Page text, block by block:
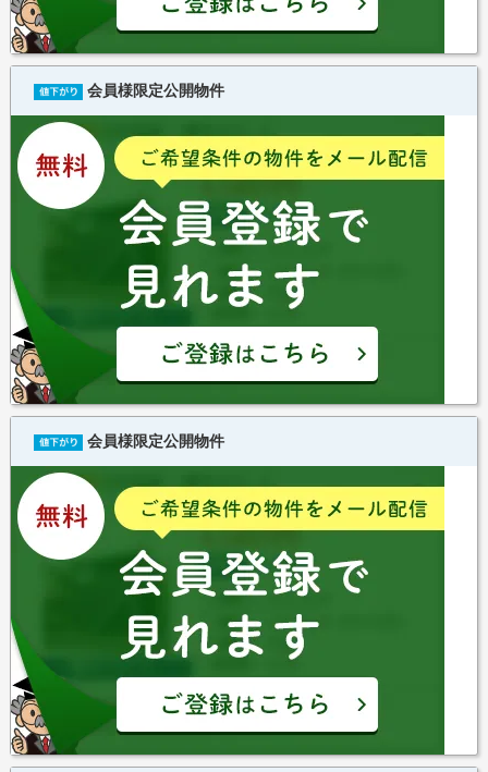
会員様限定公開物件
会員様限定公開物件